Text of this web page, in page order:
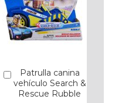
Patrulla canina
vehículo Search &
Rescue Rubble
Añadir